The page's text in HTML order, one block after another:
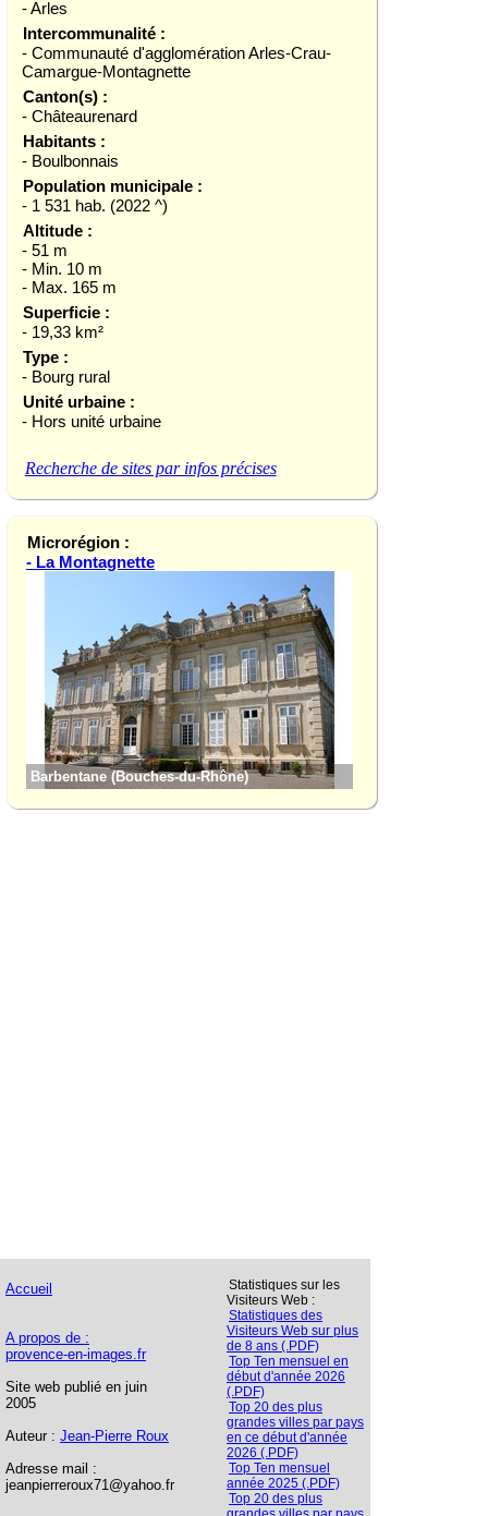
- Arles
Intercommunalité :
- Communauté d'agglomération Arles-Crau-
Camargue-Montagnette
Canton(s) :
- Châteaurenard
Habitants :
- Boulbonnais
Population municipale :
- 1 531 hab. (2022 ^)
Altitude :
- 51 m
- Min. 10 m
- Max. 165 m
Superficie :
- 19,33 km²
Type :
- Bourg rural
Unité urbaine :
- Hors unité urbaine
Recherche de sites par infos précises
Microrégion :
- La Montagnette
Barbentane (Bouches-du-Rhône)
Accueil
A propos de :
provence-en-images.fr
Site web publié en juin
2005
Auteur : Jean-Pierre Roux
Adresse mail :
jeanpierreroux71@yahoo.fr
Statistiques sur les
Visiteurs Web :
Statistiques des
Visiteurs Web sur plus
de 8 ans (.PDF)
Top Ten mensuel en
début d'année 2026
(.PDF)
Top 20 des plus
grandes villes par pays
en ce début d'année
2026 (.PDF)
Top Ten mensuel
année 2025 (.PDF)
Top 20 des plus